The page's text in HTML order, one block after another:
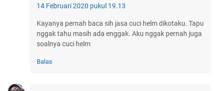
14 Februari 2020 pukul 19.13
Kayanya pernah baca sih jasa cuci helm dikotaku. Tapu
nggak tahu masih ada enggak. Aku nggak pernah juga
soalnya cuci helm
Balas